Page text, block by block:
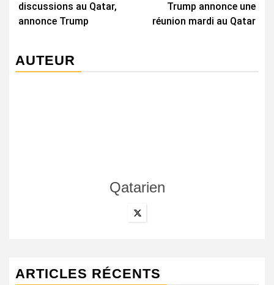
discussions au Qatar,
annonce Trump
Trump annonce une
réunion mardi au Qatar
AUTEUR
Qatarien
ARTICLES RÉCENTS